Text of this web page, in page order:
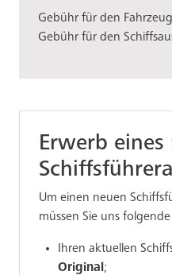
Gebühr für den
Gebühr für den
Erwerb eines
Um einen neuen
müssen Sie uns
Ihren aktuellen
Original ;